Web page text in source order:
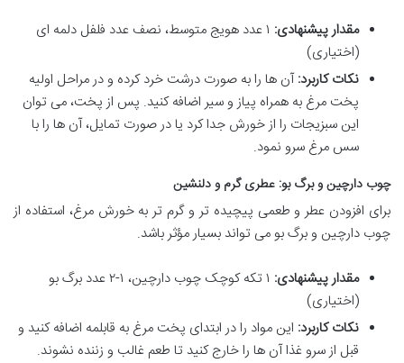
مقدار پیشنهادی: ۱ عدد هویج متوسط، نصف عدد فلفل دلمه ای
(اختیاری)
نکات کاربرد:آن ها را به صورت درشت خرد کرده و در مراحل اولیه
پخت مرغ به همراه پیاز و سیر اضافه کنید. پس از پخت، می توان
این سبزیجات را از خورش جدا کرد یا در صورت تمایل، آن ها را با
سس مرغ سرو نمود.
چوب دارچین و برگ بو: عطری گرم و دلنشین
برای افزودن عطر و طعمی پیچیده تر و گرم تر به خورش مرغ، استفاده از
چوب دارچین و برگ بو می تواند بسیار مؤثر باشد.
مقدار پیشنهادی:
۱ تکه کوچک چوب دارچین، ۱-۲ عدد برگ بو
(اختیاری)
نکات کاربرد: این مواد را در ابتدای پخت مرغ به قابلمه اضافه کنید و
قبل از سرو غذا آن ها را خارج کنید تا طعم غالب و زننده نشوند.